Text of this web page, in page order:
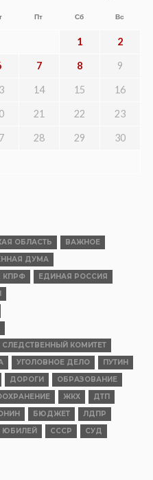
Пт Сб Вс
1 2
7 8 9
14 15 16
21 22 23
28 29 30
ОБЛАСТЬ
ВАЖНОЕ
ДУМА
КПРФ
ЕДИНАЯ РОССИЯ
СЛЕДСТВЕННЫЙ КОМИТЕТ
УГОЛОВНОЕ ДЕЛО
ПУТИН
ДОРОГИ
ОБРАЗОВАНИЕ
ЖКХ
ДТП
БЮДЖЕТ
ЛДПР
ЮБИЛЕЙ СССР
СУД